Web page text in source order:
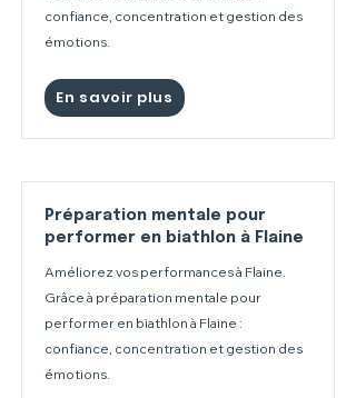
confiance, concentration et gestion des
émotions.
En savoir plus
Préparation mentale pour
performer en biathlon à Flaine
Améliorez vos performances à Flaine.
Grâce à préparation mentale pour
performer en biathlon à Flaine :
confiance, concentration et gestion des
émotions.